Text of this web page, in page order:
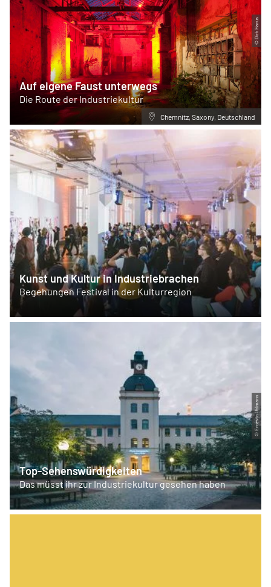
Auf eigene Faust unterwegs
Die Route der Industriekultur
© Dirk Hanus
Chemnitz, Saxony, Deutschland
Kunst und Kultur in Industriebrachen
Begehungen Festival in der Kulturregion
Top-Sehenswürdigkeiten
Das müsst ihr zur Industriekultur gesehen haben
© Ernesto Uhlmann